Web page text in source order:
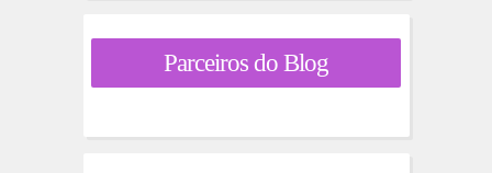
Parceiros do Blog